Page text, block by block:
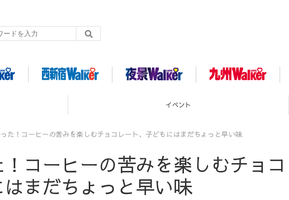
グルメ
た！コーヒーの苦みを楽しむチョコレート、子どもにはまだちょっと早い味
コーヒーの苦みを楽しむチョ
まだちょっと早い味